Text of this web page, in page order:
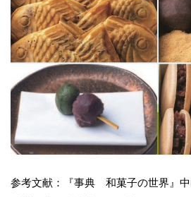
参考文献：『事典 和菓子の世界』